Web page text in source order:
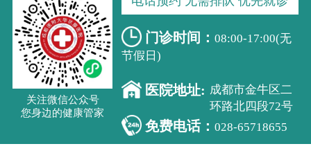
关注微信公众号
您身边的健康管家
门诊时间：08:00-17:00(无
节假日)
医院地址: 成都市金牛区二
环路北四段72号
免费电话：028-65718655